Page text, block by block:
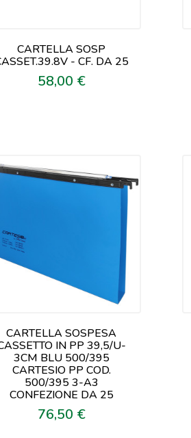
CARTELLA SOSP
- CF. DA 25
Prezzo
58,00 €
CARTELLA SOSPESA
IN PP 39,5/U-
3CM BLU 500/395
CARTESIO PP COD.
500/395 3-A3
CONFEZIONE DA 25
Prezzo
76,50 €